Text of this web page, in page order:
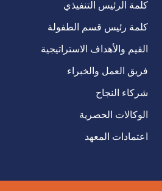
كلمة الرئيس التنفيذي
كلمة رئيس قسم الطفولة
القيم والأهداف الاستراتيجية
فريق العمل والخبراء
شركاء النجاح
الوكالات الحصرية
اعتمادات المعهد